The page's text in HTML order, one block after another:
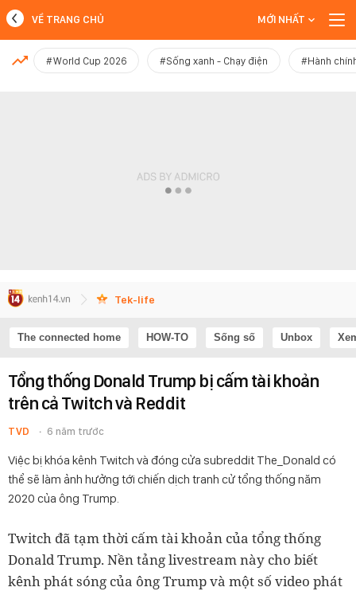
MỚI NHẤT
VỀ TRANG CHỦ MỚI NHẤT
#World Cup 2026 #Sống xanh - Chạy điện #Hành
Tek-life
The connected home HOW-TO Sống số Unbox
Tổng thống Donald Trump bị cấm tài khoản
trên cả Twitch và Reddit
TVD 6 năm trước
Việc bị khóa kênh Twitch và đóng cửa subreddit The_Donald có
thể sẽ làm ảnh hưởng tới chiến dịch tranh cử tổng thống năm
2020 của ông Trump.
Twitch đã tạm thời cấm tài khoản của tổng thống
Donald Trump. Nền tảng livestream này cho biết
kênh phát sóng của ông Trump và một số video phát